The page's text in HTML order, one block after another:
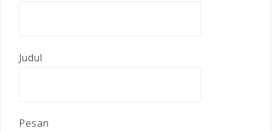
Judul
Pesan